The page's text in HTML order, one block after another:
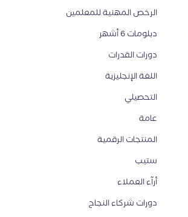
الرخص المهنية للمعلمين
دبلومات 6 أشهر
دورات القدرات
اللغة الإنجليزية
التحصيلي
عامة
المنتجات الرقمية
ستيب
أرآء العملاء
دورات شركاء النجاح